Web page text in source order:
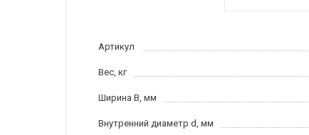
Артикул
Вес, кг
Ширина B, мм
Внутренний диаметр d, мм